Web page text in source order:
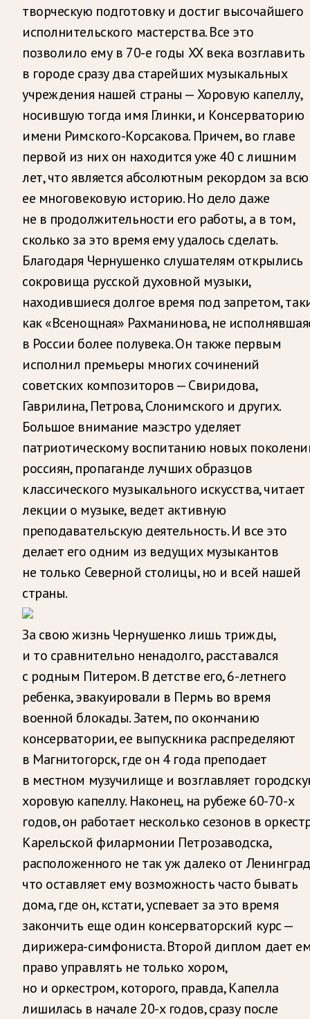
творческую подготовку и достиг высочайшего
исполнительского мастерства. Все это
позволило ему в 70-е годы ХХ века возглавить
в городе сразу два старейших музыкальных
учреждения нашей страны — Хоровую капеллу,
носившую тогда имя Глинки, и Консерваторию
имени Римского-Корсакова. Причем, во главе
первой из них он находится уже 40 с лишним
лет, что является абсолютным рекордом за всю
ее многовековую историю. Но дело даже
не в продолжительности его работы, а в том,
сколько за это время ему удалось сделать.
Благодаря Чернушенко слушателям открылись
сокровища русской духовной музыки,
находившиеся долгое время под запретом,
как «Всенощная» Рахманинова, не
в России более полувека. Он также первым
исполнил премьеры многих сочинений
советских композиторов — Свиридова,
Гаврилина, Петрова, Слонимского и других.
Большое внимание маэстро уделяет
патриотическому воспитанию новых
россиян, пропаганде лучших образцов
классического музыкального искусства, читает
лекции о музыке, ведет активную
преподавательскую деятельность. И все это
делает его одним из ведущих музыкантов
не только Северной столицы, но и всей нашей
страны.
За свою жизнь Чернушенко лишь трижды,
и то сравнительно ненадолго, расставался
с родным Питером. В детстве его, 6-летнего
ребенка, эвакуировали в Пермь во время
военной блокады. Затем, по окончанию
консерватории, ее выпускника распределяют
в Магнитогорск, где он 4 года преподает
в местном музучилище и возглавляет
хоровую капеллу. Наконец, на рубеже 60-70-х
годов, он работает несколько сезонов в
Карельской филармонии Петрозаводска,
расположенного не так уж далеко от
что оставляет ему возможность часто бывать
дома, где он, кстати, успевает за это время
закончить еще один консерваторский курс —
дирижера-симфониста. Второй диплом дает
право управлять не только хором,
но и оркестром, которого, правда, Капелла
лишилась в начале 20-х годов, сразу после